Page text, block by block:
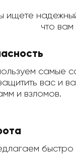
ищете
что
самые
вас и
и взломов.
быстро